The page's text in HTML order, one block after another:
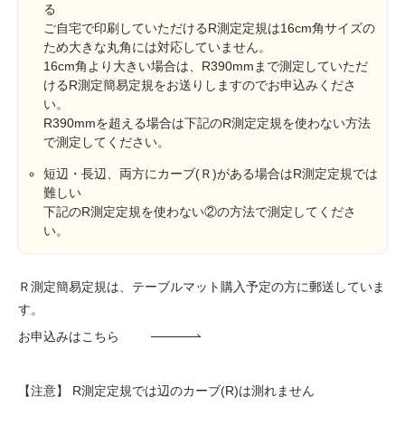
る
ご自宅で印刷していただけるR測定定規は16cm角サイズの
ため大きな丸角には対応していません。
16cm角より大きい場合は、R390mmまで測定していただ
けるR測定簡易定規をお送りしますのでお申込みくださ
い。
R390mmを超える場合は下記のR測定定規を使わない方法
で測定してください。
短辺・長辺、両方にカーブ(Ｒ)がある場合はR測定定規では
難しい
下記のR測定定規を使わない②の方法で測定してくださ
い。
Ｒ測定簡易定規は、テーブルマット購入予定の方に郵送していま
す。
お申込みはこちら
【注意】 R測定定規では辺のカーブ(R)は測れません